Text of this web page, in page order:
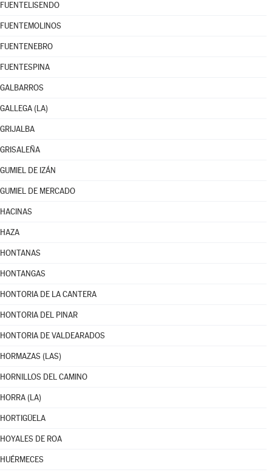
FUENTELISENDO
FUENTEMOLINOS
FUENTENEBRO
FUENTESPINA
GALBARROS
GALLEGA (LA)
GRIJALBA
GRISALEÑA
GUMIEL DE IZÁN
GUMIEL DE MERCADO
HACINAS
HAZA
HONTANAS
HONTANGAS
HONTORIA DE LA CANTERA
HONTORIA DEL PINAR
HONTORIA DE VALDEARADOS
HORMAZAS (LAS)
HORNILLOS DEL CAMINO
HORRA (LA)
HORTIGÜELA
HOYALES DE ROA
HUÉRMECES